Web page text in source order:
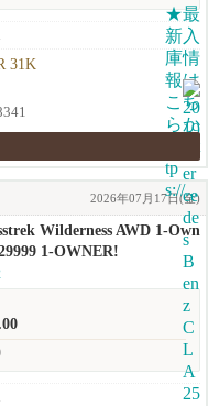
31K
2026年07月17日(金)
Wilderness AWD 1-Own
1-OWNER!